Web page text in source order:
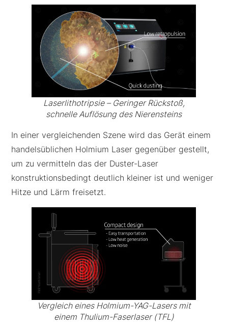
Laserlithotripsie – Geringer Rückstoß,
schnelle Auflösung des Nierensteins
In einer vergleichenden Szene wird das Gerät einem
handelsüblichen Holmium Laser gegenüber gestellt,
um zu vermitteln das der Duster-Laser
konstruktionsbedingt deutlich kleiner ist und weniger
Hitze und Lärm freisetzt.
Vergleich eines Holmium-YAG-Lasers mit
einem Thulium-Faserlaser (TFL)